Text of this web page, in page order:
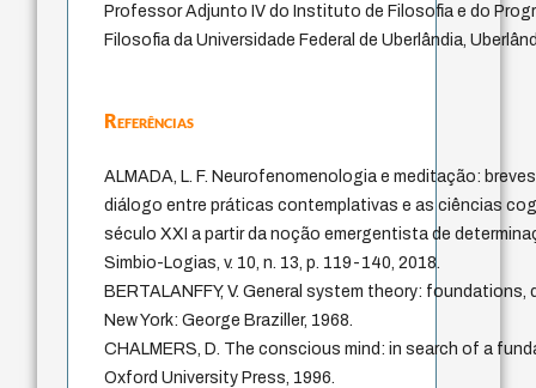
Professor Adjunto IV do Instituto de Filosofia e do
Filosofia da Universidade Federal de Uberlândia,
Referências
ALMADA, L. F. Neurofenomenologia e meditação:
diálogo entre práticas contemplativas e as ciências
século XXI a partir da noção emergentista de
Simbio-Logias, v. 10, n. 13, p. 119-140, 2018.
BERTALANFFY, V. General system theory:
New York: George Braziller, 1968.
CHALMERS, D. The conscious mind: in search of a
Oxford University Press, 1996.